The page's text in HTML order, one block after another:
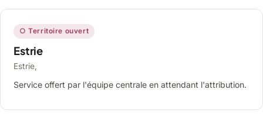
○ Territoire ouvert
Estrie
Estrie,
Service offert par l'équipe centrale en attendant l'attribution.